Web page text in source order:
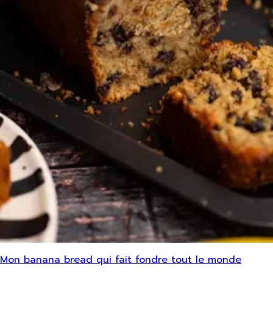
Mon banana bread qui fait fondre tout le monde